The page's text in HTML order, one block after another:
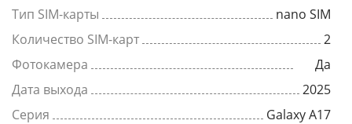
Тип SIM-карты
nano SIM
Количество SIM-карт
2
Фотокамера
Да
Дата выхода
2025
Серия
Galaxy A17